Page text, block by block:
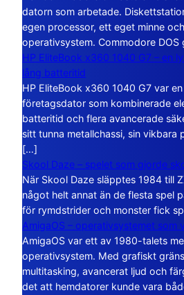
datorn som arbetade.
egen processor, ett eget minne
operativsystem. Commodore
HP EliteBook x360 1040 G7 – en
lång batteritid
HP EliteBook x360 1040 G7 var
företagsdator som kombinerade
batteritid och flera avancerade
sitt tunna metallchassi, sin vikbara
[…]
Skool Daze – spelet som gjorde
När Skool Daze släpptes 1984 till
något helt annat än de flesta spel
för rymdstrider och monster fick
AmigaOS – operativsystemet som
AmigaOS var ett av 1980-talets
operativsystem. Med grafiskt
multitasking, avancerat ljud och
det att hemdatorer kunde vara